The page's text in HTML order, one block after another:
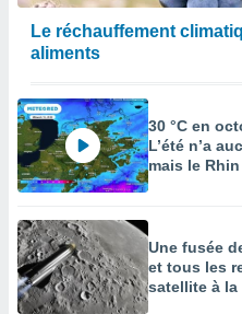
Le réchauffement
aliments
30 °C en
L’été n’a
mais le
Une fusée
et tous les
satellite à la